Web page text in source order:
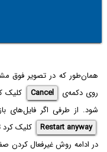
همان‌طور که در تصویر فوق
روی دکمه‌ی
Cancel
کلیک
شود. از طرفی اگر فایل‌های
Restart anyway
کلیک
در ادامه روش غیرفعال کردن